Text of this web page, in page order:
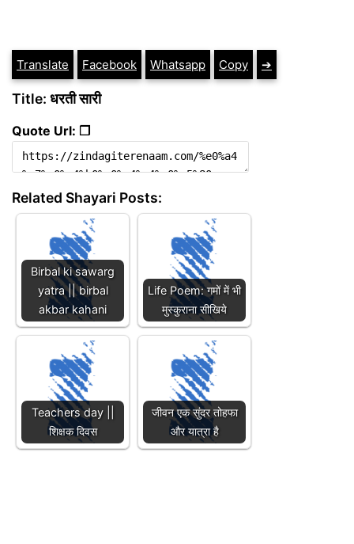
Translate Facebook Whatsapp Copy ➔
Title: धरती सारी
Quote Url: ❐
Related Shayari Posts:
Birbal ki sawarg
yatra || birbal
akbar kahani
Life Poem: गमों में भी
मुस्कुराना सीखिये
Teachers day ||
शिक्षक दिवस
जीवन एक सुंदर तोहफा
और यात्रा है